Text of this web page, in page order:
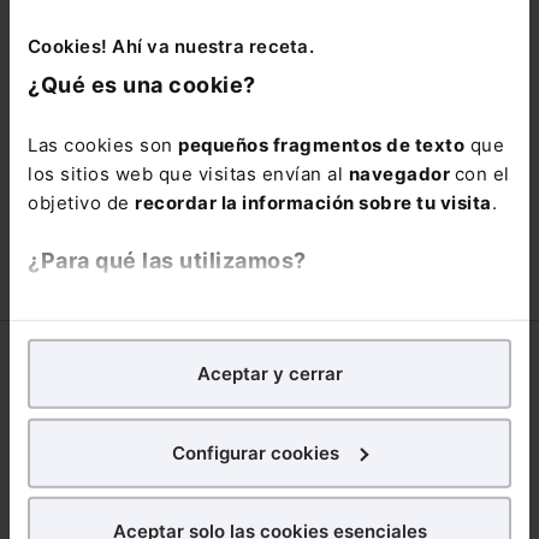
Cookies! Ahí va nuestra receta.
¿Qué es una cookie?
Las cookies son pequeños fragmentos de texto que
los sitios web que visitas envían al navegador con el
objetivo de recordar la información sobre tu visita.
¿Para qué las utilizamos?
analíticospara tratar demejorar tu experienciaen
nuestra página web. También con fines publicitarios,
para poder mostrarte publicidad y contenidos de tu
¿Qué puedes hacer?
Aceptar y cerrar
Configurar cookies
Aceptar solo las cookies esenciales
COMPRAR
Lefebvre
Librerías asociadas